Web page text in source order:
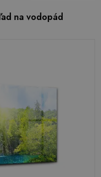
na vodopád